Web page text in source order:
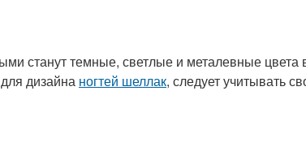
станут темные, светлые и металевные цвета
дизайна ногтей шеллак, следует учитывать